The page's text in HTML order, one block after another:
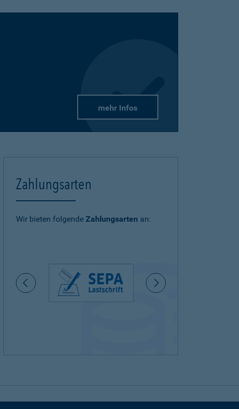
mehr Infos
Zahlungsarten
Wir bieten folgendeZahlungsarten an: